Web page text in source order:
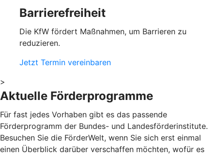
Barrierefreiheit
Die KfW fördert Maßnahmen, um Barrieren zu
reduzieren.
Jetzt Termin vereinbaren
>
Aktuelle Förderprogramme
Für fast jedes Vorhaben gibt es das passende
Förderprogramm der Bundes- und Landesförderinstitute.
Besuchen Sie die FörderWelt, wenn Sie sich erst einmal
einen Überblick darüber verschaffen möchten, wofür es